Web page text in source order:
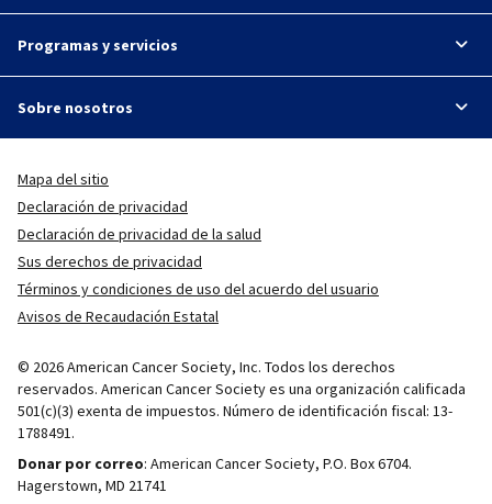
Programas y servicios
Sobre nosotros
Mapa del sitio
Declaración de privacidad
Declaración de privacidad de la salud
Sus derechos de privacidad
Términos y condiciones de uso del acuerdo del usuario
Avisos de Recaudación Estatal
© 2026 American Cancer Society, Inc. Todos los derechos
reservados. American Cancer Society es una organización calificada
501(c)(3) exenta de impuestos. Número de identificación fiscal: 13-
1788491.
Donar por correo: American Cancer Society, P.O. Box 6704.
Hagerstown, MD 21741